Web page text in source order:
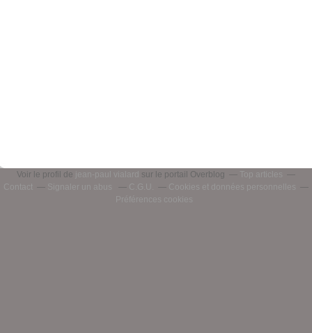
Voir le profil de jean-paul vialard sur le portail Overblog
Top articles
Contact
Signaler un abus C.G.U.
Cookies et données personnelles
Préférences cookies